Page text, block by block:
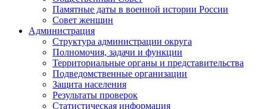
Памятные даты в военной истории России
Совет женщин
Администрация
Структура администрации округа
Полномочия, задачи и функции
Территориальные органы и представительства
Подведомственные организации
Защита населения
Результаты проверок
Статистическая информация